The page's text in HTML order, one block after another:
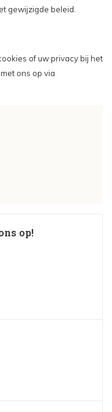
gewijzigde beleid.
of uw privacy bij het
ons op via
op!